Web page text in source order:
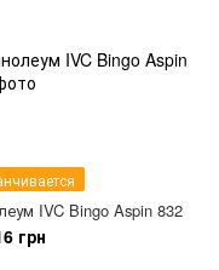
IVC Bingo Aspin 832
грн